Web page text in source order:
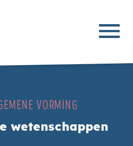
VORMING
wetenschappen